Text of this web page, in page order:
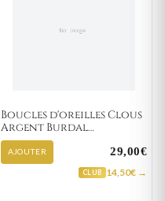
Boucles d'oreilles Clous
Argent Burdal
Zirconium
AJOUTER 29,00€
CLUB 14,50€ →